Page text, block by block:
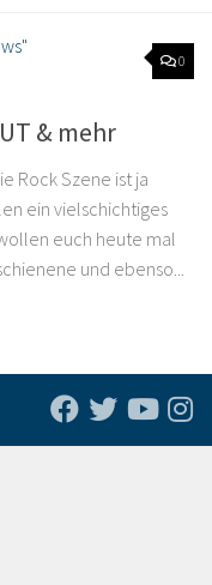
0
& mehr
Rock Szene ist ja
ein vielschichtiges
euch heute mal
und ebenso...